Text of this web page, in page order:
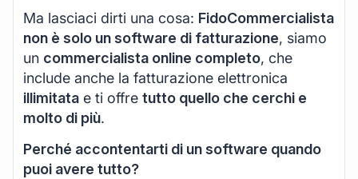
Ma lasciaci dirti una cosa: FidoCommercialista
non è solo un software di fatturazione, siamo
un commercialista online completo, che
include anche la fatturazione elettronica
illimitata e ti offre tutto quello che cerchi e
molto di più.
Perché accontentarti di un software quando
puoi avere tutto?